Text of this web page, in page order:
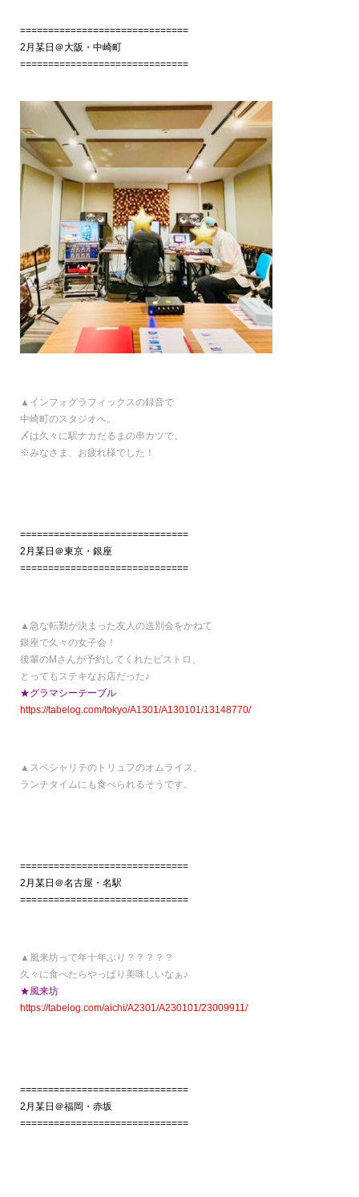
==============================
2月某日＠大阪・中崎町
==============================
▲インフォグラフィックスの録音で
中崎町のスタジオへ。
〆は久々に駅ナカだるまの串カツで。
※みなさま、お疲れ様でした！
==============================
2月某日＠東京・銀座
==============================
▲急な転勤が決まった友人の送別会をかねて
銀座で久々の女子会！
後輩のMさんが予約してくれたビストロ、
とってもステキなお店だった♪
★グラマシーテーブル
https://tabelog.com/tokyo/A1301/A130101/13148770/
▲スペシャリテのトリュフのオムライス、
ランチタイムにも食べられるそうです。
==============================
2月某日＠名古屋・名駅
==============================
▲風来坊って年十年ぶり？？？？？
久々に食べたらやっぱり美味しいなぁ♪
★風来坊
https://tabelog.com/aichi/A2301/A230101/23009911/
==============================
2月某日＠福岡・赤坂
==============================